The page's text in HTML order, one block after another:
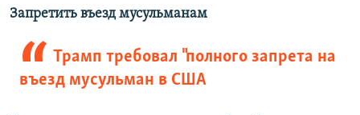
Запретить въезд мусульманам
Трамп требовал "полного запрета на
въезд мусульман в США